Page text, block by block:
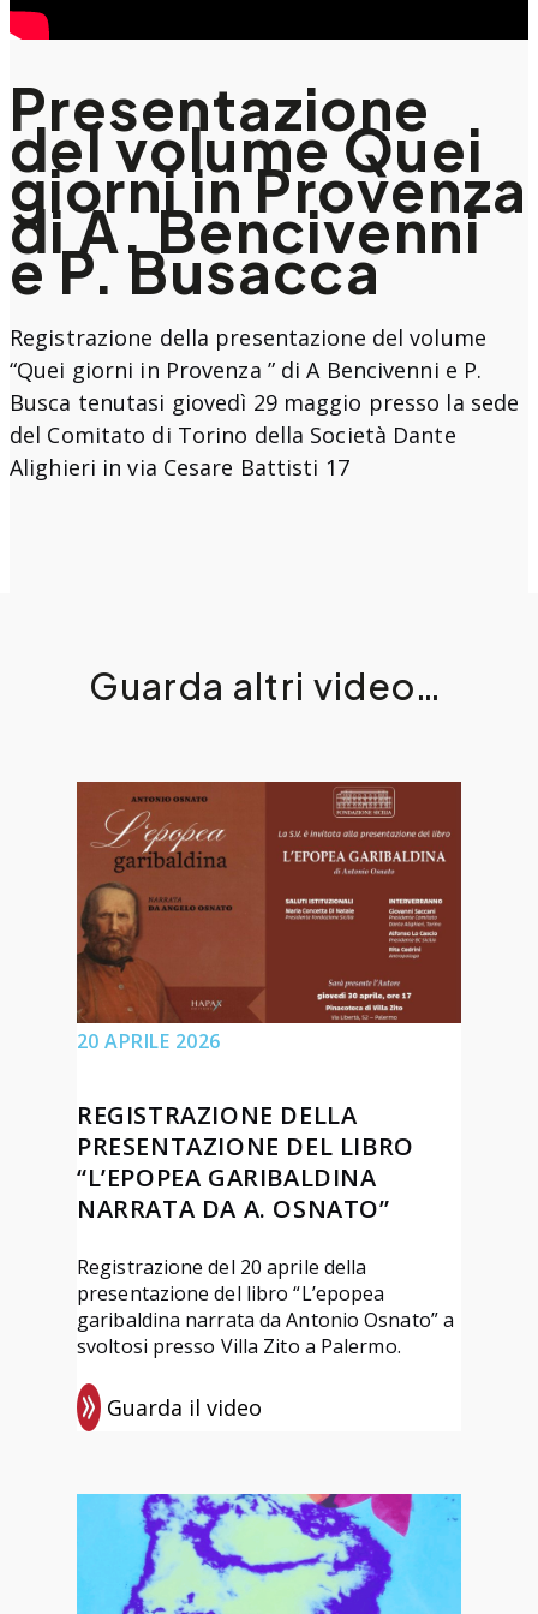
Presentazione
del volume Quei
giorni in Provenza
di A. Bencivenni
e P. Busacca
Registrazione della presentazione del volume
“Quei giorni in Provenza ” di A Bencivenni e P.
Busca tenutasi giovedì 29 maggio presso la sede
del Comitato di Torino della Società Dante
Alighieri in via Cesare Battisti 17
Guarda altri video…
20 APRILE 2026
REGISTRAZIONE DELLA
PRESENTAZIONE DEL LIBRO
“L’EPOPEA GARIBALDINA
NARRATA DA A. OSNATO”
Registrazione del 20 aprile della
presentazione del libro “L’epopea
garibaldina narrata da Antonio Osnato” a
svoltosi presso Villa Zito a Palermo.
Guarda il video
:
e